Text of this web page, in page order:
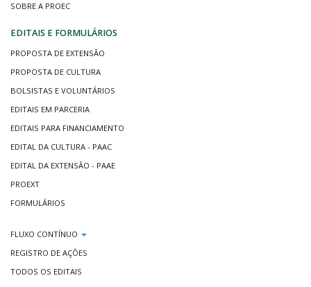
SOBRE A PROEC
EDITAIS E FORMULÁRIOS
PROPOSTA DE EXTENSÃO
PROPOSTA DE CULTURA
BOLSISTAS E VOLUNTÁRIOS
EDITAIS EM PARCERIA
EDITAIS PARA FINANCIAMENTO
EDITAL DA CULTURA - PAAC
EDITAL DA EXTENSÃO - PAAE
PROEXT
FORMULÁRIOS
FLUXO CONTÍNUO
REGISTRO DE AÇÕES
TODOS OS EDITAIS